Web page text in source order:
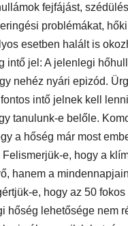
fejfájást,
problémákat,
esetben halált is
intő jel: A jelenlegi
nehéz nyári epizód.
intő jelnek kell
tanulunk-e belőle.
a hőség már most
e, hogy a
hanem a
e, hogy az 50 fokos
hőség lehetősége nem